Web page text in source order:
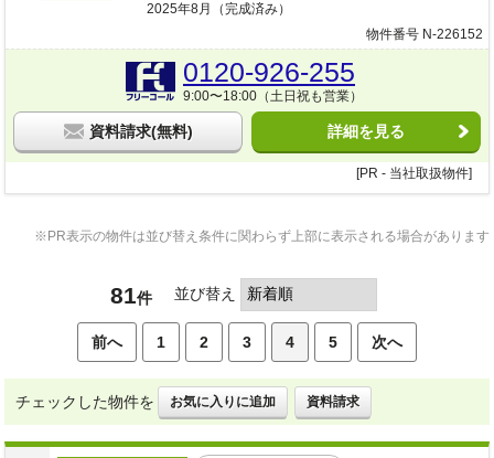
2025年8月（完成済み）
物件番号 N-226152
0120-926-255
9:00〜18:00（土日祝も営業）
資料請求(無料) 詳細を見る
※PR表示の物件は並び替え条件に関わらず上部に表示される場合があります
81件 並び替え
前へ 1 2 3 4 5 次へ
チェックした物件を お気に入りに追加 資料請求